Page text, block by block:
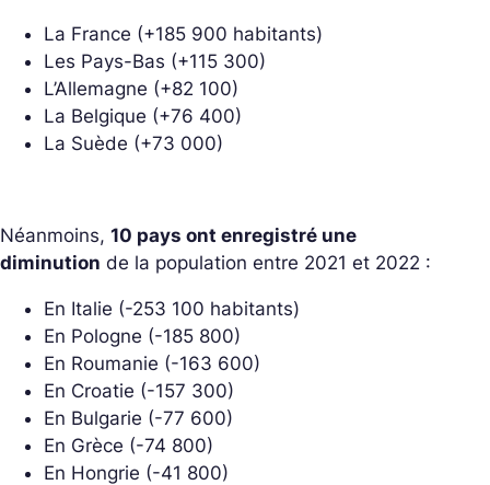
La France (+185 900 habitants)
Les Pays-Bas (+115 300)
L’Allemagne (+82 100)
La Belgique (+76 400)
La Suède (+73 000)
Néanmoins, 10 pays ont enregistré une
diminution de la population entre 2021 et 2022 :
En Italie (-253 100 habitants)
En Pologne (-185 800)
En Roumanie (-163 600)
En Croatie (-157 300)
En Bulgarie (-77 600)
En Grèce (-74 800)
En Hongrie (-41 800)